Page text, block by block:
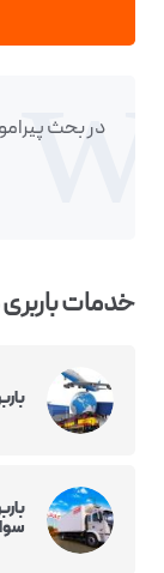
در بحث‌‌
خدمات